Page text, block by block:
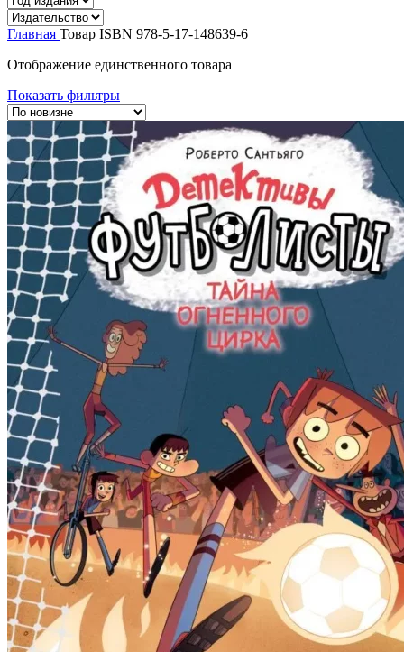
Главная Товар ISBN 978-5-17-148639-6
Отображение единственного товара
Показать фильтры